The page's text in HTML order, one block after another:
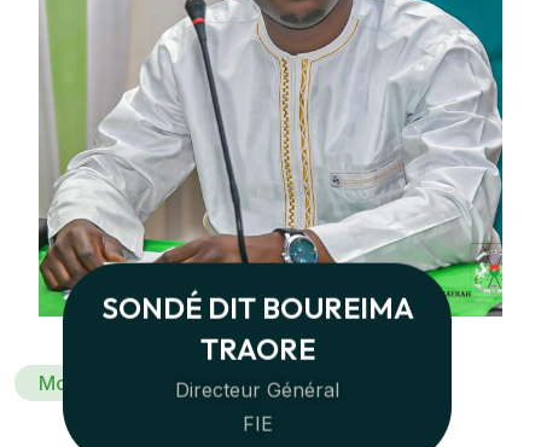
SONDÉ DIT BOUREIMA
TRAORE
Directeur Général
FIE
Mot Du Directeur Général